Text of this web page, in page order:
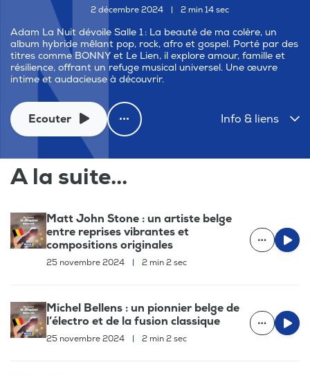
2 décembre 2024 2 min 14 sec
Adam La Nuit dévoile Salle 1 : La beauté de ma colère, un
album hybride mêlant pop, rock, afro et gospel. Porté par des
titres comme BONNY et Le Lien, il explore amour, famille et
résilience, offrant un refuge musical universel. Une œuvre
intime et audacieuse à découvrir.
Ecouter Info & liens
A la suite...
Matt John Stone : un artiste belge
entre reprises vibrantes et
compositions originales
25 novembre 2024 | 2 min 2 sec
Michel Bellens : un pionnier belge de
l’électro et de la fusion classique
25 novembre 2024 | 2 min 2 sec